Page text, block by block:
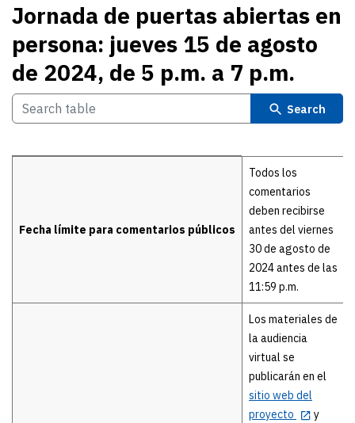
Jornada de puertas abiertas en
persona: jueves 15 de agosto
de 2024, de 5 p.m. a 7 p.m.
Search
Fecha límite para comentarios públicos
Todos los
comentarios
deben recibirse
antes del viernes
30 de agosto de
2024 antes de las
11:59 p.m.
Los materiales de
la audiencia
virtual se
publicarán en el
sitio web del
proyecto
y